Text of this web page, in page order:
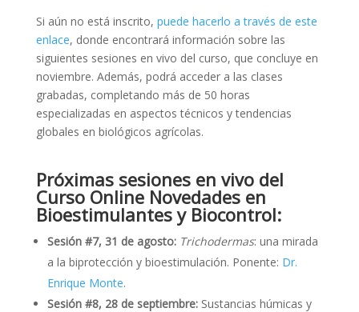
Si aún no está inscrito, puede hacerlo a través de este
enlace, donde encontrará información sobre las
siguientes sesiones en vivo del curso, que concluye en
noviembre. Además, podrá acceder a las clases
grabadas, completando más de 50 horas
especializadas en aspectos técnicos y tendencias
globales en biológicos agrícolas.
Próximas sesiones en vivo del
Curso Online Novedades en
Bioestimulantes y Biocontrol:
Sesión #7, 31 de agosto: Trichodermas: una mirada
a la biprotección y bioestimulación. Ponente: Dr.
Enrique Monte.
Sesión #8, 28 de septiembre:Sustancias húmicas y